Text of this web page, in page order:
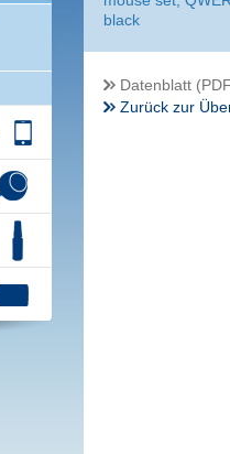
black
Datenblatt
Zurück zur